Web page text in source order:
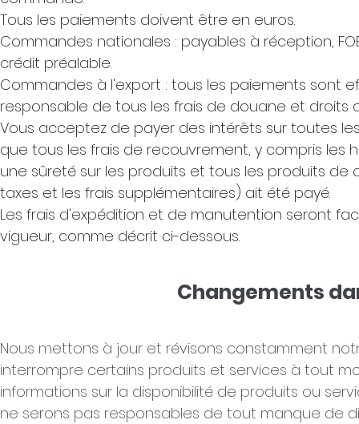
Tous les paiements doivent être en euros.
Commandes nationales : payables à réception,
crédit préalable.
Commandes à l'export : tous les paiements sont
responsable de tous les frais de douane et droits
Vous acceptez de payer des intérêts sur toutes
que tous les frais de recouvrement, y compris les
une sûreté sur les produits et tous les produits
taxes et les frais supplémentaires) ait été payé.
Les frais d'expédition et de manutention seront
vigueur, comme décrit ci-dessous.
Changements
Nous mettons à jour et révisons constamment
interrompre certains produits et services à tout
informations sur la disponibilité de produits ou
ne serons pas responsables de tout manque de